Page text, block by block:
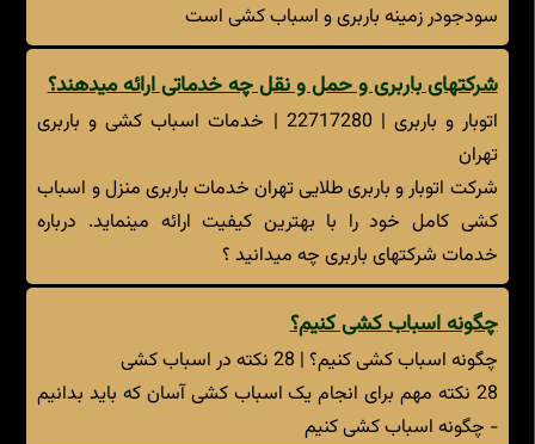
سودجودر زمینه باربری و اسباب کشی است
شرکتهای باربری و حمل و نقل چه خدماتی ارائه میدهند؟
اتوبار و باربری | 22717280 | خدمات اسباب کشی و باربری
تهران
شرکت اتوبار و باربری طلایی تهران خدمات باربری منزل و اسباب
کشی کامل خود را با بهترین کیفیت ارائه مینماید. درباره
خدمات شرکتهای باربری چه میدانید ؟
چگونه اسباب کشی کنیم؟
چگونه اسباب کشی کنیم؟ | 28 نکته در اسباب کشی
28 نکته مهم برای انجام یک اسباب کشی آسان که باید بدانیم
- چگونه اسباب کشی کنیم